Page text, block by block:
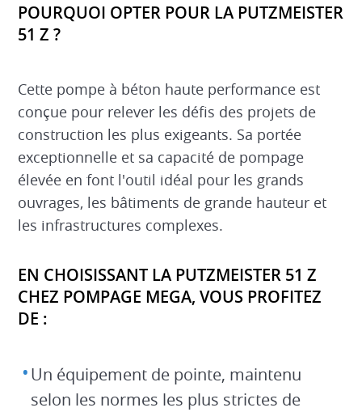
POURQUOI OPTER POUR LA PUTZMEISTER
51 Z ?
Cette pompe à béton haute performance est
conçue pour relever les défis des projets de
construction les plus exigeants. Sa portée
exceptionnelle et sa capacité de pompage
élevée en font l'outil idéal pour les grands
ouvrages, les bâtiments de grande hauteur et
les infrastructures complexes.
EN CHOISISSANT LA PUTZMEISTER 51 Z
CHEZ POMPAGE MEGA, VOUS PROFITEZ
DE :
Un équipement de pointe, maintenu
selon les normes les plus strictes de